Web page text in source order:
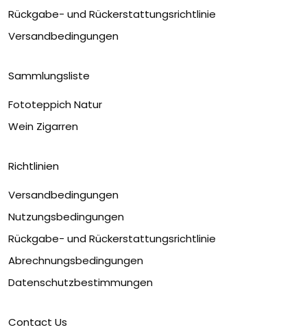
Rückgabe- und Rückerstattungsrichtlinie
Versandbedingungen
Sammlungsliste
Fototeppich Natur
Wein Zigarren
Richtlinien
Versandbedingungen
Nutzungsbedingungen
Rückgabe- und Rückerstattungsrichtlinie
Abrechnungsbedingungen
Datenschutzbestimmungen
Contact Us